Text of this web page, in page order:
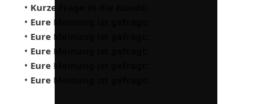
• Kurze Frage in die Runde:
• Eure Meinung ist gefragt:
• Eure Meinung ist gefragt:
• Eure Meinung ist gefragt:
• Eure Meinung ist gefragt:
• Eure Meinung ist gefragt: